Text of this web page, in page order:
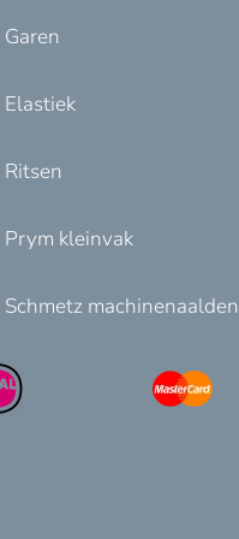
Garen
Elastiek
Ritsen
Prym kleinvak
Schmetz machinenaalden